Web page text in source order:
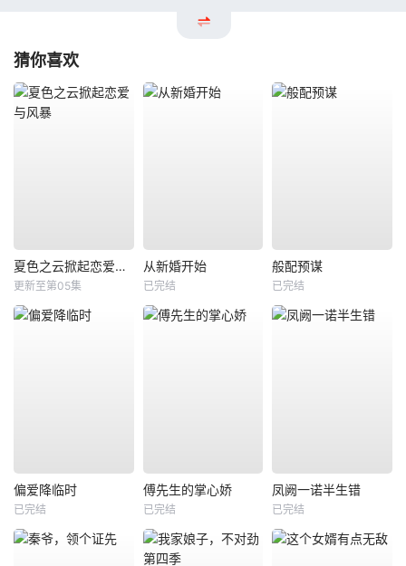
猜你喜欢
夏色之云掀起恋爱与风暴
更新至第05集
从新婚开始
已完结
般配预谋
已完结
偏爱降临时
已完结
傅先生的掌心娇
已完结
凤阙一诺半生错
已完结